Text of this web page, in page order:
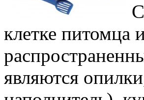
клетке питомца
являются